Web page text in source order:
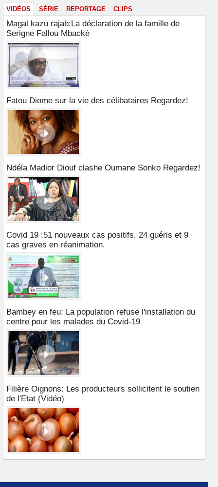
VIDÉOS SÉRIE REPORTAGE CLIPS
Magal kazu rajab:La déclaration de la famille de
Serigne Fallou Mbacké
Fatou Diome sur la vie des célibataires Regardez!
Ndéla Madior Diouf clashe Oumane Sonko Regardez!
Covid 19 :51 nouveaux cas positifs, 24 guéris et 9
cas graves en réanimation.
Bambey en feu: La population refuse l'installation du
centre pour les malades du Covid-19
Filière Oignons: Les producteurs sollicitent le soutien
de l'Etat (Vidéo)